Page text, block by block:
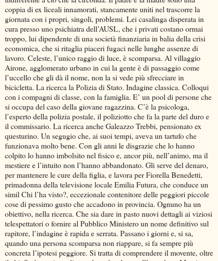
coppia di ex liceali innamorati, stancamente uniti nel trascorre la
giornata con i propri, singoli, problemi. Lei casalinga disperata in
cura presso uno psichiatra dell’AUSL, che i privati costano ormai
troppo, lui dipendente di una società finanziaria in balia della crisi
economica, che si ritaglia piaceri fugaci nelle lunghe assenze di
lavoro. Celeste, l’unico raggio di luce, è scomparsa. Al villaggio
Airone, agglomerato urbano in cui la gente è di passaggio come
l’uccello che gli dà il nome, non la si vede più sfrecciare in
bicicletta. La ricerca la Polizia di Stato. Indagine classica. Colloqui
con i compagni di classe, con la famiglia. E’ un pool di persone che
si occupa del caso della giovane ragazzina. C’è la psicologa,
l’esperto della polizia postale, il poliziotto che fa la parte del duro e
il commissario. La ricerca anche Galeazzo Trebbi, pensionato ex
questurino. Un segugio che, ai suoi tempi, aveva un tartufo che
funzionava molto bene. Con gli anni le disgrazie che lo hanno
colpito lo hanno imbolsito nel fisico e, ancor più, nell’animo, ma il
mestiere e l’intuito non l’hanno abbandonato. Gli serve del denaro,
per mantenere le cure della figlia, e lavora per Fiorella Benedetti,
primadonna della televisione locale Emilia Futura, che conduce un
simil Chi l’ha visto?, eccezionale contenitore delle peggiori piccole
cose di pessimo gusto che accadono in provincia. Ognuno ha un
obiettivo, nella ricerca. Che sia dare in pasto nuovi dettagli ai viziosi
telespettatori o fornire al Pubblico Ministero un nome definitivo sul
rapitore, l’indagine è rapida e serrata. Passano i giorni e, si sa,
quando una persona scomparsa non riappare, si fa sempre più
concreta l’ipotesi peggiore. Si tratta di comprendere il movente, oltre